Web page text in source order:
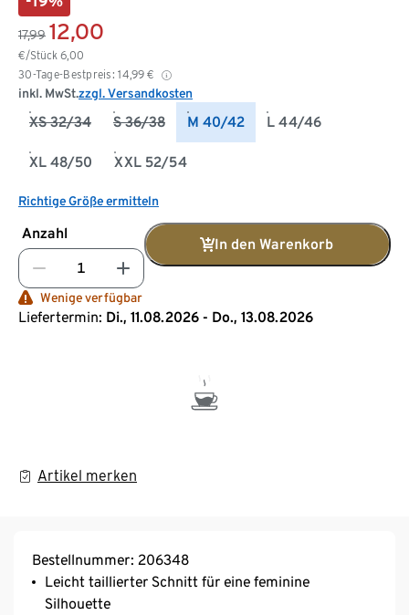
17,99 12,00
€/Stück 6,00
30-Tage-Bestpreis: 14,99 €
inkl. MwSt.zzgl. Versandkosten
XS 32/34 S 36/38 M 40/42 L 44/46
XL 48/50 XXL 52/54
Richtige Größe ermitteln
Anzahl
In den Warenkorb
Wenige verfügbar
Liefertermin: Di., 11.08.2026 - Do., 13.08.2026
Artikel merken
Bestellnummer: 206348
Leicht taillierter Schnitt für eine feminine
Silhouette